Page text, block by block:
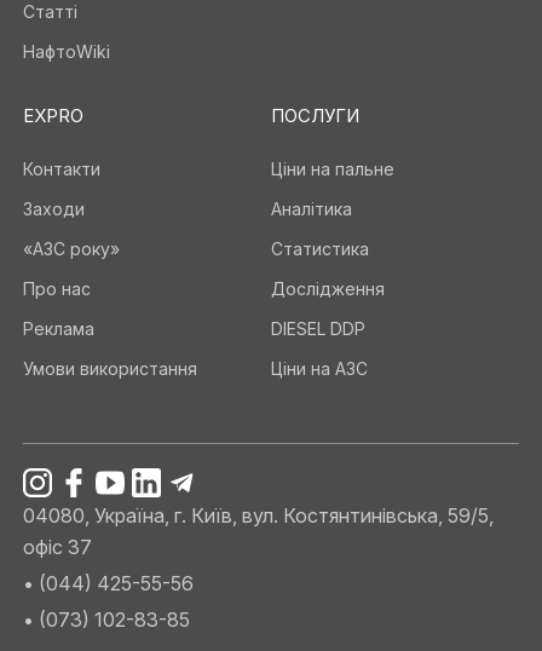
Статті
НафтоWiki
EXPRO
Контакти
Заходи
«АЗС року»
Про нас
Реклама
Умови використання
ПОСЛУГИ
Ціни на пальне
Аналітика
Статистика
Дослідження
DIESEL DDP
Ціни на АЗС
04080, Україна, г. Київ, вул. Костянтинівська, 59/5,
офіс 37
• (044) 425-55-56
• (073) 102-83-85